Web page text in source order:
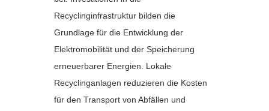
Recyclinginfrastruktur bilden die
Grundlage für die Entwicklung der
Elektromobilität und der Speicherung
erneuerbarer Energien. Lokale
Recyclinganlagen reduzieren die Kosten
für den Transport von Abfällen und